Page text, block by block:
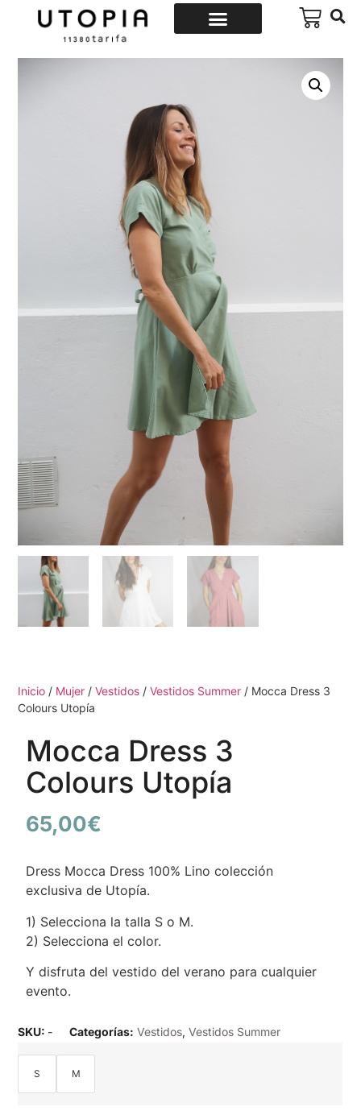
Inicio / Mujer /Vestidos /Vestidos Summer / Mocca Dress 3
Colours Utopía
Mocca Dress 3
Colours Utopía
65,00€
Dress Mocca Dress 100% Lino colección
exclusiva de Utopía.
1) Selecciona la talla S o M.
2) Selecciona el color.
Y disfruta del vestido del verano para cualquier
evento.
SKU: - Categorías: Vestidos,Vestidos Summer
S M